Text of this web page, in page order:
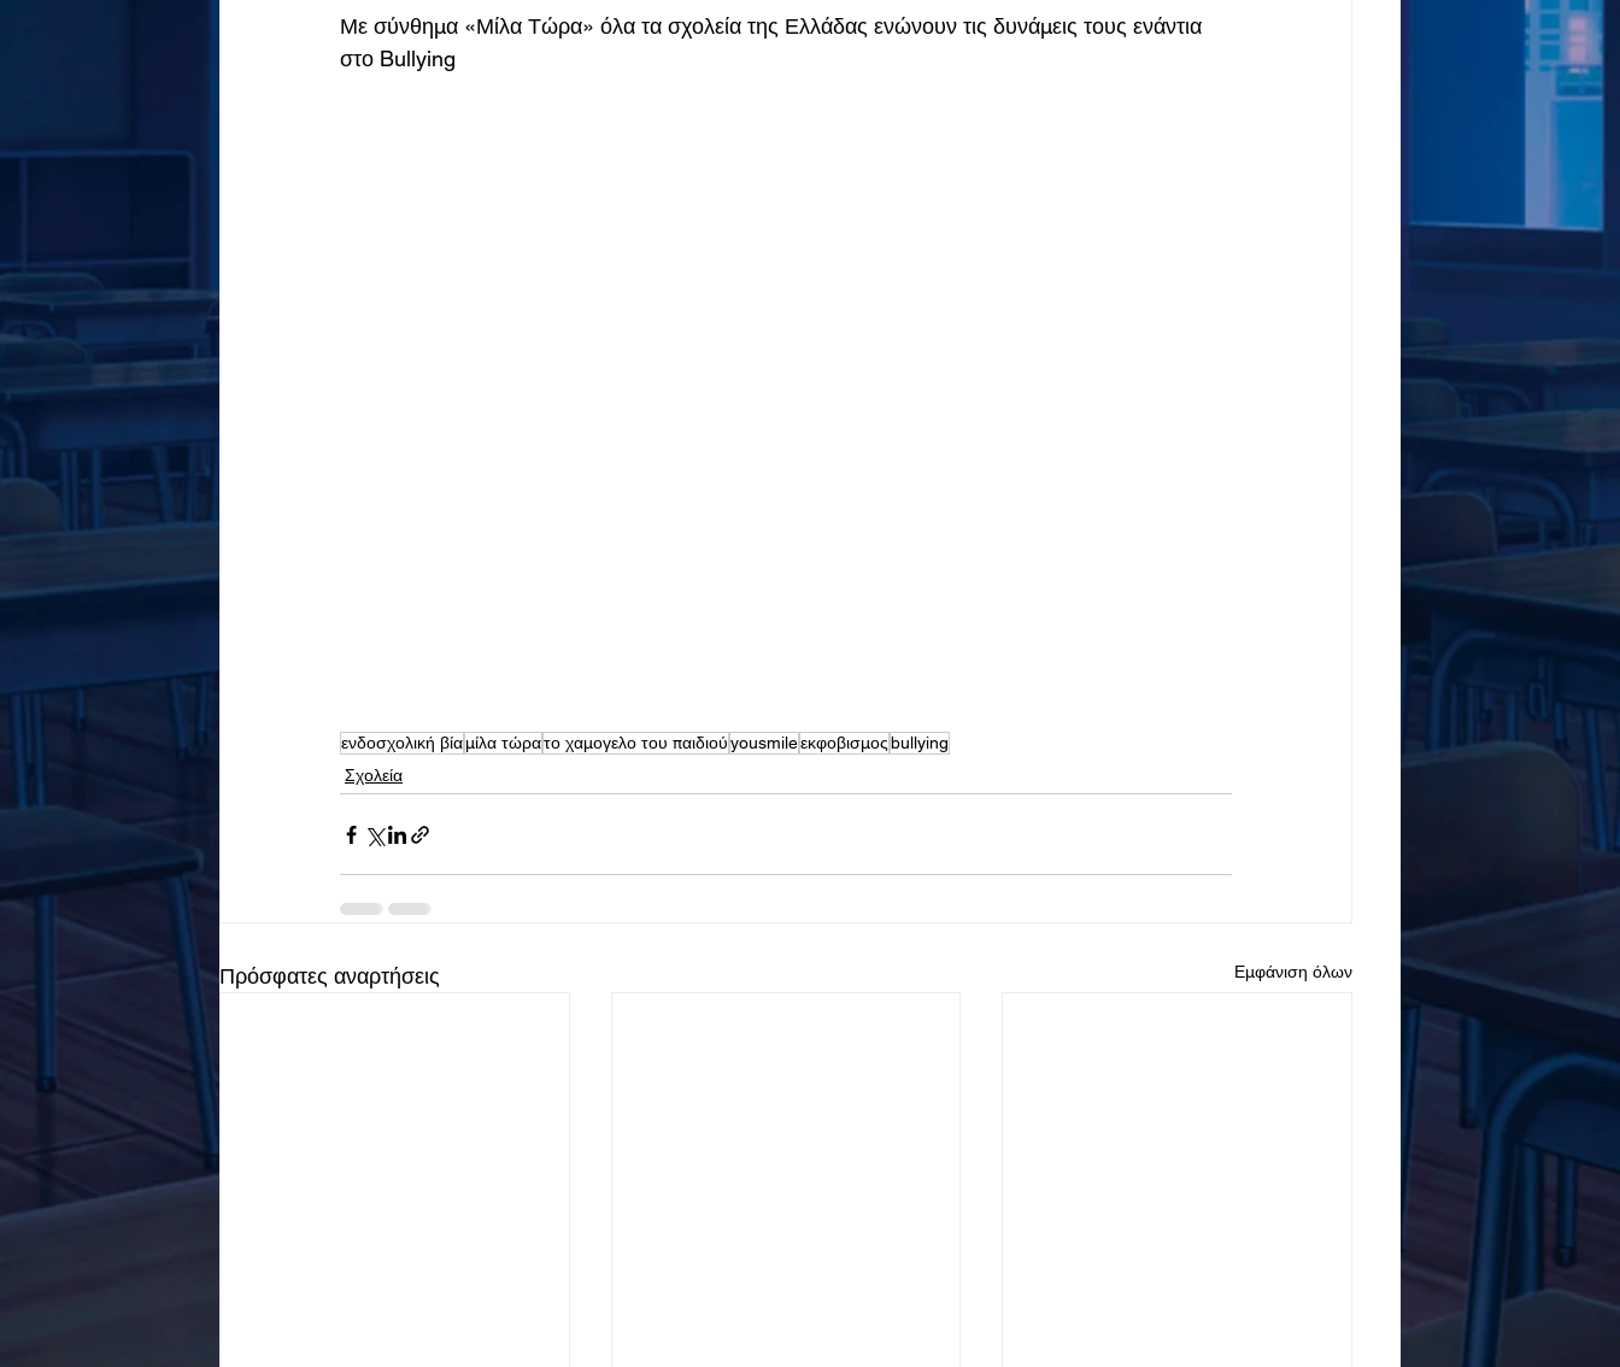
Με σύνθημα «Μίλα Τώρα» όλα τα σχολεία της Ελλάδας ενώνουν τις δυνάμεις τους ενάντια
στο Bullying
ενδοσχολική βίαμίλα τώρατο χαμογελο του παιδιούyousmileεκφοβισμοςbullying
Σχολεία
Πρόσφατες αναρτήσεις Εμφάνιση όλων